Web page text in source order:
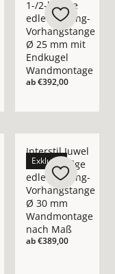
1-/2-läufige
edle Messing-
Vorhangstange
Ø 25 mm mit
Endkugel
Wandmontage
ab€392,00
Exklusiv
Interstil Juwel
– 1-/2-läufige
edle Messing-
Vorhangstange
Ø 30 mm
Wandmontage
nach Maß
ab€389,00